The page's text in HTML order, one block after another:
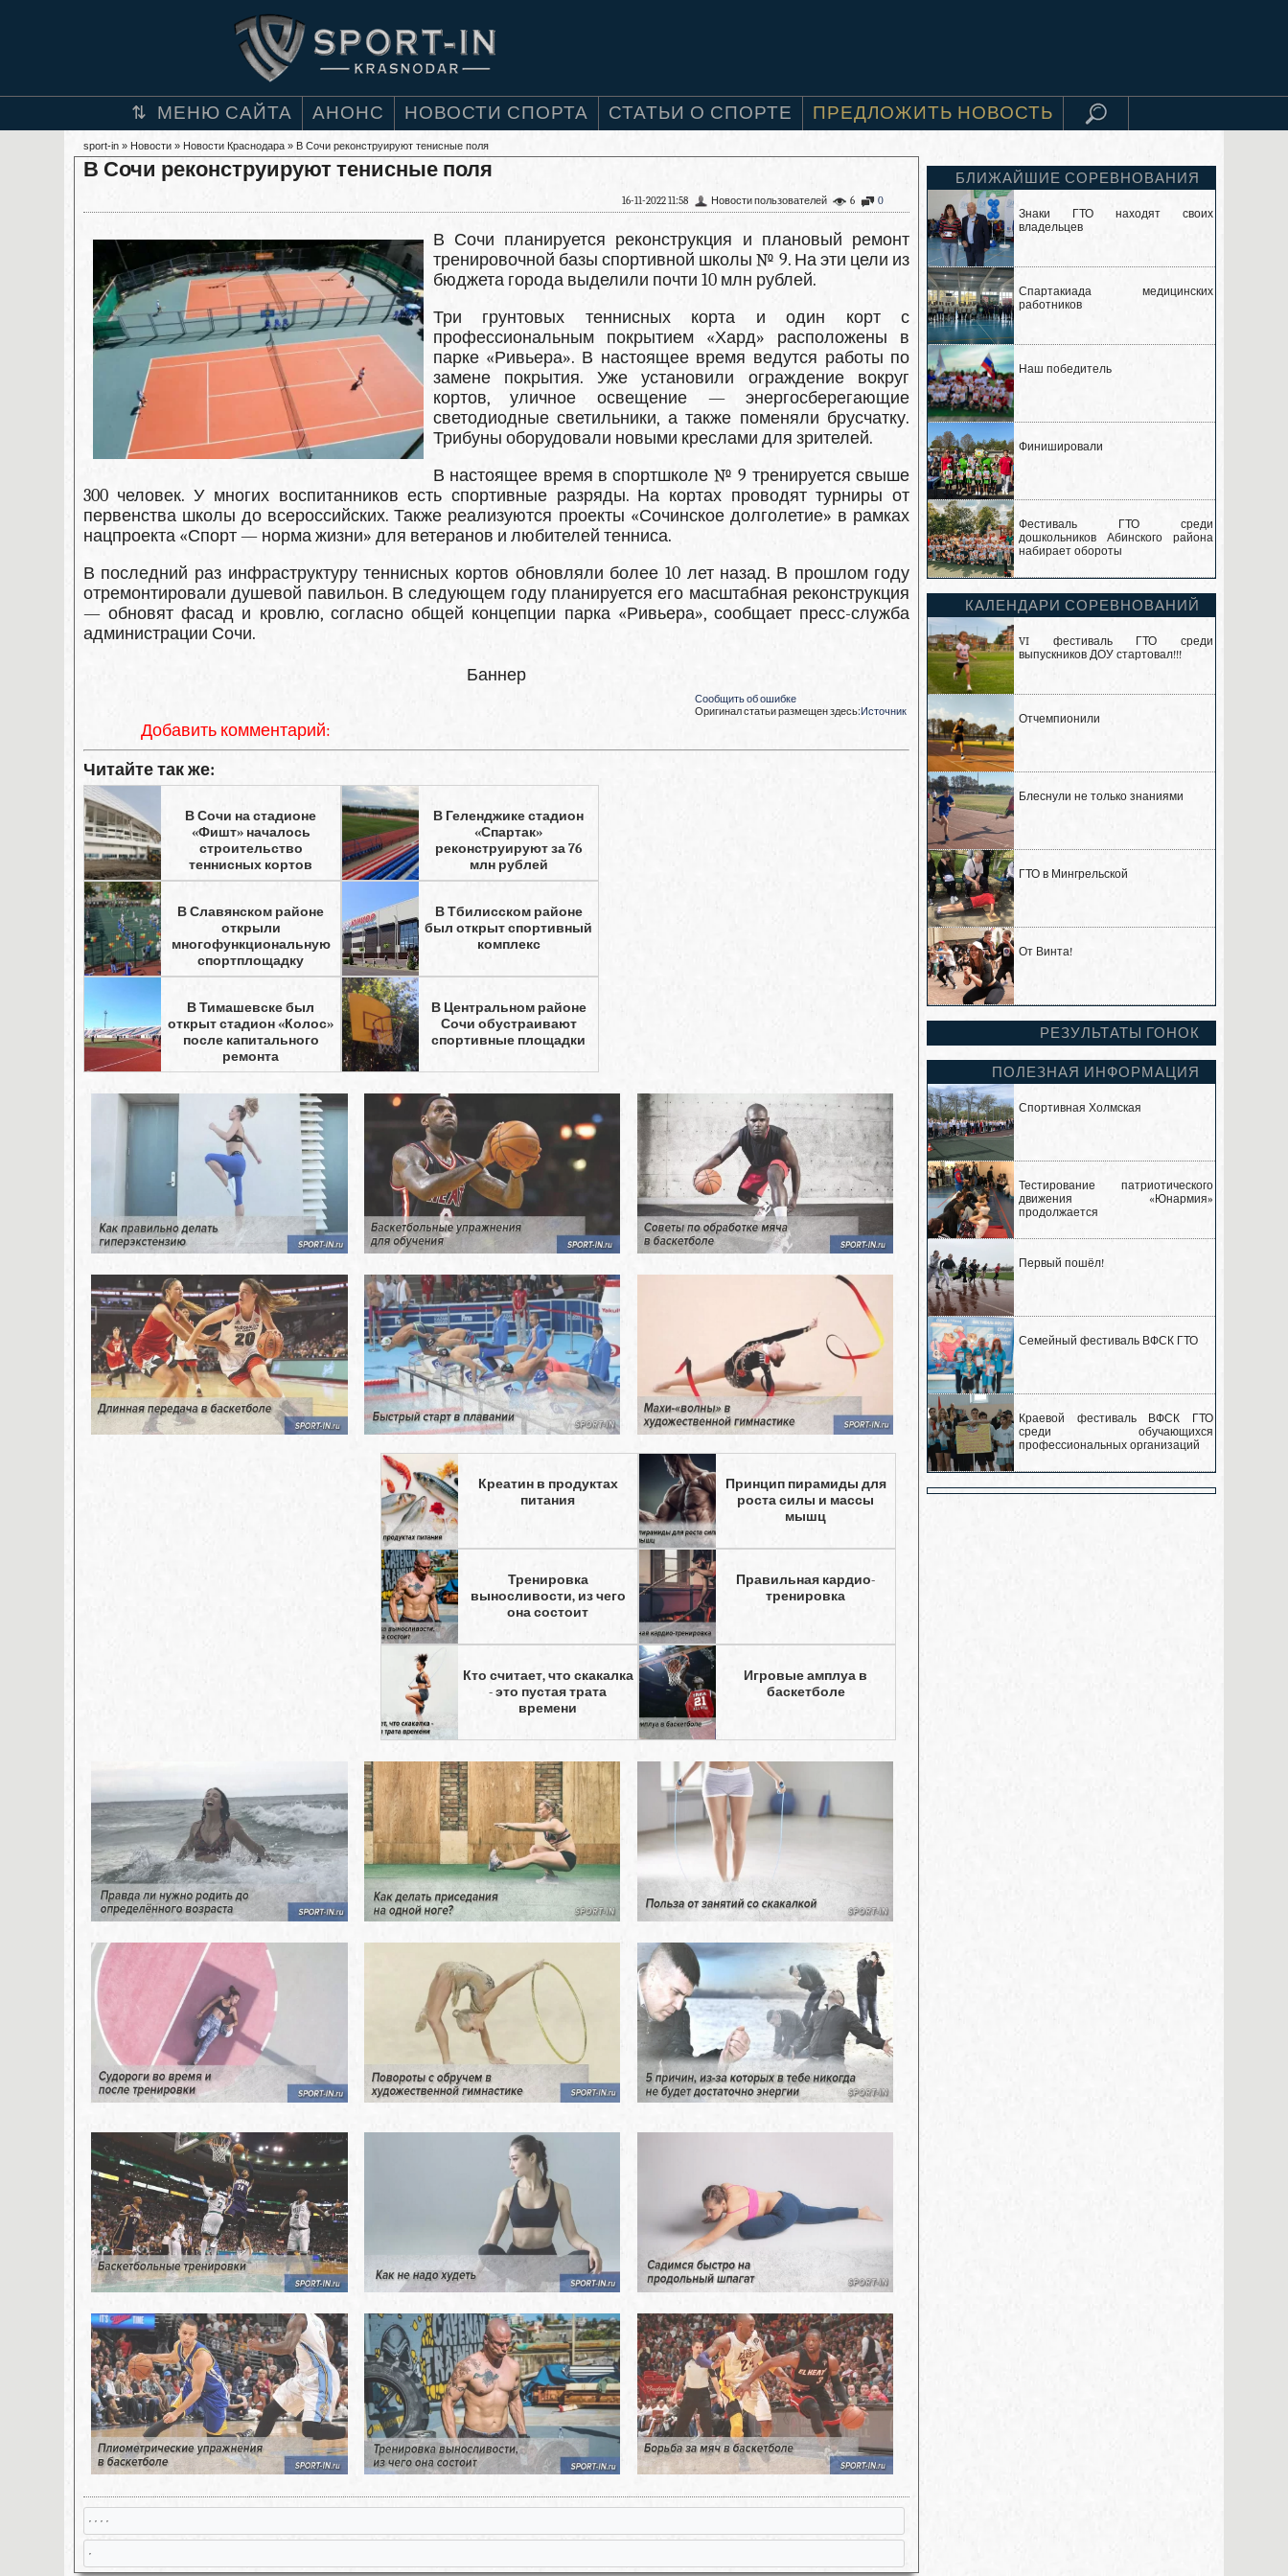
МЕНЮ САЙТА АНОНС НОВОСТИ СПОРТА СТАТЬИ О СПОРТЕ ПРЕДЛОЖИТЬ НОВОСТЬ
sport-in » Новости » Новости Краснодара » В Сочи реконструируют тенисные поля
В Сочи реконструируют тенисные поля
0
6
Новости пользователей
16-11-2022 11:58
В Сочи планируется реконструкция и плановый ремонт
тренировочной базы спортивной школы № 9. На эти цели из
бюджета города выделили почти 10 млн рублей.
Три грунтовых теннисных корта и один корт с
профессиональным покрытием «Хард» расположены в
парке «Ривьера». В настоящее время ведутся работы по
замене покрытия. Уже установили ограждение вокруг
кортов, уличное освещение — энергосберегающие
светодиодные светильники, а также поменяли брусчатку.
Трибуны оборудовали новыми креслами для зрителей.
В настоящее время в спортшколе № 9 тренируется свыше
300 человек. У многих воспитанников есть спортивные разряды. На кортах проводят турниры от
первенства школы до всероссийских. Также реализуются проекты «Сочинское долголетие» в рамках
нацпроекта «Спорт — норма жизни» для ветеранов и любителей тенниса.
В последний раз инфраструктуру теннисных кортов обновляли более 10 лет назад. В прошлом году
отремонтировали душевой павильон. В следующем году планируется его масштабная реконструкция
— обновят фасад и кровлю, согласно общей концепции парка «Ривьера», сообщает пресс-служба
администрации Сочи.
Баннер
Сообщить об ошибке
Оригинал статьи размещен здесь:Источник
Добавить комментарий:
Читайте так же:
В Сочи на стадионе
«Фишт» началось
строительство
теннисных кортов
В Геленджике стадион
«Спартак»
реконструируют за 76
млн рублей
В Славянском районе
открыли
многофункциональную
спортплощадку
В Тбилисском районе
был открыт спортивный
комплекс
В Тимашевске был
открыт стадион «Колос»
после капитального
ремонта
В Центральном районе
Сочи обустраивают
спортивные площадки
Креатин в продуктах
питания
Принцип пирамиды для
роста силы и массы
мышц
Тренировка
выносливости, из чего
она состоит
Правильная кардио-
тренировка
Кто считает, что скакалка
- это пустая трата
времени
Игровые амплуа в
баскетболе
БЛИЖАЙШИЕ СОРЕВНОВАНИЯ
Знаки ГТО находят своих
владельцев
Спартакиада медицинских
работников
Наш победитель
Финишировали
Фестиваль ГТО среди
дошкольников Абинского района
набирает обороты
КАЛЕНДАРИ СОРЕВНОВАНИЙ
VI фестиваль ГТО среди
выпускников ДОУ стартовал!!!
Отчемпионили
Блеснули не только знаниями
ГТО в Мингрельской
От Винта!
РЕЗУЛЬТАТЫ ГОНОК
ПОЛЕЗНАЯ ИНФОРМАЦИЯ
Спортивная Холмская
Тестирование патриотического
движения «Юнармия»
продолжается
Первый пошёл!
Семейный фестиваль ВФСК ГТО
Краевой фестиваль ВФСК ГТО
среди обучающихся
профессиональных организаций